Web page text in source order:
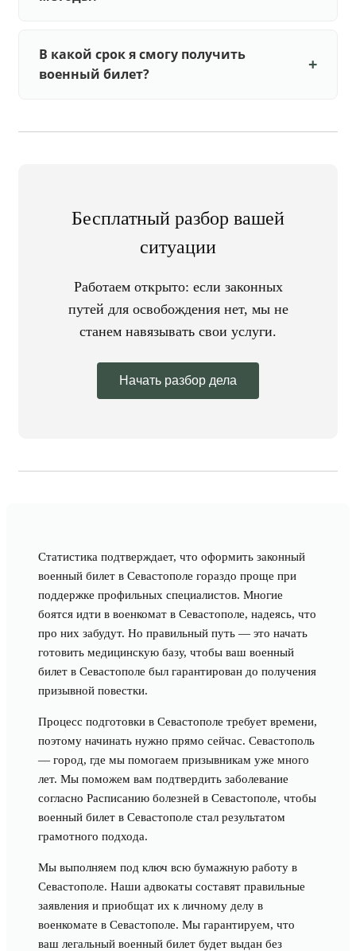
В какой срок я смогу получить
военный билет?
Бесплатный разбор вашей
ситуации
Работаем открыто: если законных
путей для освобождения нет, мы не
станем навязывать свои услуги.
Начать разбор дела
Статистика подтверждает, что оформить законный
военный билет в Севастополе гораздо проще при
поддержке профильных специалистов. Многие
боятся идти в военкомат в Севастополе, надеясь, что
про них забудут. Но правильный путь — это начать
готовить медицинскую базу, чтобы ваш военный
билет в Севастополе был гарантирован до получения
призывной повестки.
Процесс подготовки в Севастополе требует времени,
поэтому начинать нужно прямо сейчас. Севастополь
— город, где мы помогаем призывникам уже много
лет. Мы поможем вам подтвердить заболевание
согласно Расписанию болезней в Севастополе, чтобы
военный билет в Севастополе стал результатом
грамотного подхода.
Мы выполняем под ключ всю бумажную работу в
Севастополе. Наши адвокаты составят правильные
заявления и приобщат их к личному делу в
военкомате в Севастополе. Мы гарантируем, что
ваш легальный военный билет будет выдан без